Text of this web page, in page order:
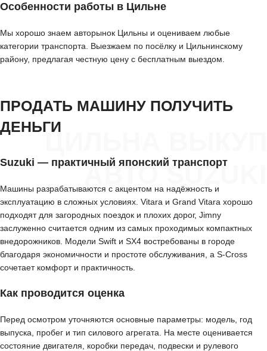
Особенности работы в Цильне
Мы хорошо знаем авторынок Цильны и оцениваем любые
категории транспорта. Выезжаем по посёлку и Цильнинскому
району, предлагая честную цену с бесплатным выездом.
ЦИЛЬНА ВЫКУП
АВТО SUZUKI
ПРОДАТЬ МАШИНУ ПОЛУЧИТЬ
ДЕНЬГИ
Suzuki — практичный японский транспорт
Машины разрабатываются с акцентом на надёжность и
эксплуатацию в сложных условиях. Vitara и Grand Vitara хорошо
подходят для загородных поездок и плохих дорог, Jimny
заслуженно считается одним из самых проходимых компактных
внедорожников. Модели Swift и SX4 востребованы в городе
благодаря экономичности и простоте обслуживания, а S-Cross
сочетает комфорт и практичность.
Как проводится оценка
Перед осмотром уточняются основные параметры: модель, год
выпуска, пробег и тип силового агрегата. На месте оценивается
состояние двигателя, коробки передач, подвески и рулевого